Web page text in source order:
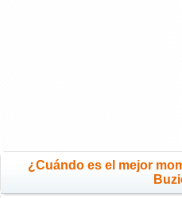
¿Cuándo es el mejor